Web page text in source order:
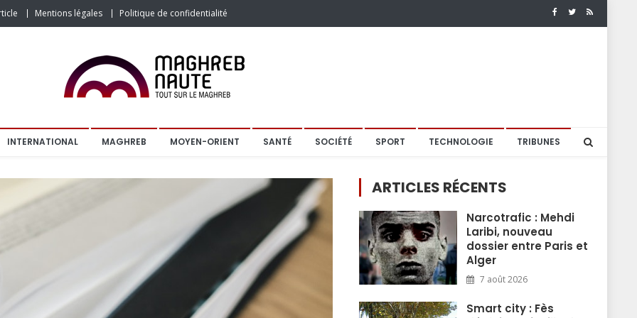
Mentions légales Politique de confidentialité
INTERNATIONAL MAGHREB MOYEN-ORIENT SANTÉ SOCIÉTÉ SPORT TECHNOLOGIE TRIBUNES
ARTICLES RÉCENTS
Narcotrafic : Mehdi
Laribi, nouveau
dossier entre Paris et
Alger
7 août 2026
Smart city : Fès